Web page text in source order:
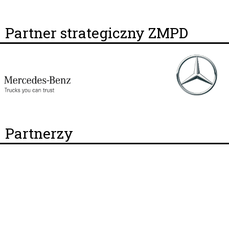
Partner strategiczny ZMPD
Partnerzy